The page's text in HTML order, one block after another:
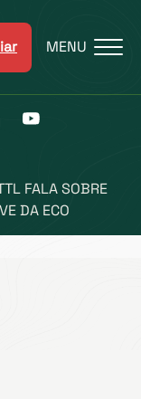
MENU
FALA SOBRE
DA ECO